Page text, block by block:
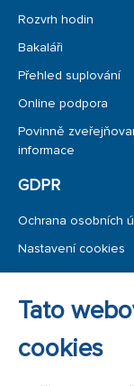
Rozvrh hodin
Bakaláři
Přehled suplování
Online podpora
Povinně
informace
GDPR
Ochrana osobních
Nastavení cookies
Ochrana
Úřední deska
Tato
cookies